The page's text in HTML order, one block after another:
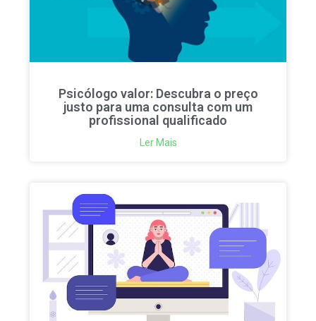
Psicólogo valor: Descubra o preço
justo para uma consulta com um
profissional qualificado
Ler Mais